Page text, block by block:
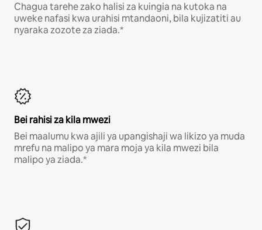
Chagua tarehe zako halisi za kuingia na kutoka na
uweke nafasi kwa urahisi mtandaoni, bila kujizatiti au
nyaraka zozote za ziada.*
Bei rahisi za kila mwezi
Bei maalumu kwa ajili ya upangishaji wa likizo ya muda
mrefu na malipo ya mara moja ya kila mwezi bila
malipo ya ziada.*